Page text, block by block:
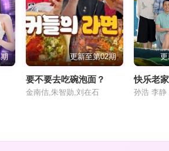
更新至第02期
要不要去吃碗泡面？
金南佶,朱智勋,刘在石
快乐老家